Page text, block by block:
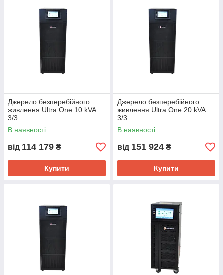
Джерело безперебійного
живлення Ultra One 10 kVA
3/3
В наявності
від 114 179 ₴
Купити
Джерело безперебійного
живлення Ultra One 20 kVA
3/3
В наявності
від 151 924 ₴
Купити